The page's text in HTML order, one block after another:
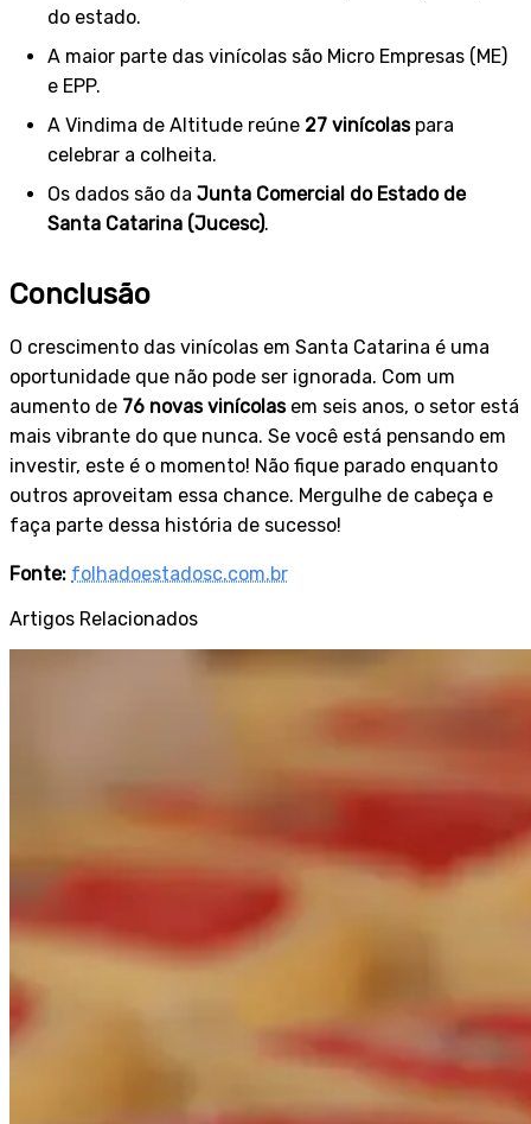
do estado.
A maior parte das vinícolas são Micro Empresas (ME)
e EPP.
A Vindima de Altitude reúne 27 vinícolaspara
celebrar a colheita.
Os dados são da Junta Comercial do Estado de
Santa Catarina (Jucesc).
Conclusão
O crescimento das vinícolas em Santa Catarina é uma
oportunidade que não pode ser ignorada. Com um
aumento de 76 novas vinícolasem seis anos, o setor está
mais vibrante do que nunca. Se você está pensando em
investir, este é o momento! Não fique parado enquanto
outros aproveitam essa chance. Mergulhe de cabeça e
faça parte dessa história de sucesso!
Fonte: folhadoestadosc.com.br
Artigos Relacionados